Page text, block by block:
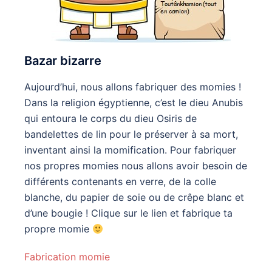
Bazar bizarre
Aujourd’hui, nous allons fabriquer des momies !
Dans la religion égyptienne, c’est le dieu Anubis
qui entoura le corps du dieu Osiris de
bandelettes de lin pour le préserver à sa mort,
inventant ainsi la momification. Pour fabriquer
nos propres momies nous allons avoir besoin de
différents contenants en verre, de la colle
blanche, du papier de soie ou de crêpe blanc et
d’une bougie ! Clique sur le lien et fabrique ta
propre momie
Fabrication momie